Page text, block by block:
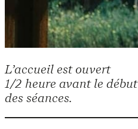
L’accueil est ouvert
1/2 heure avant le début
des séances.